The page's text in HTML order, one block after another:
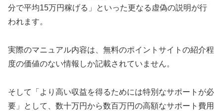
分で平均15万円稼げる」といった更なる虚偽の説明が行
われます。
実際のマニュアル内容は、無料のポイントサイトの紹介程
度の価値のない情報しか記載されていません。
そして「より高い収益を得るためには特別なサポートが必
要」として、数十万円から数百万円の高額なサポート費用